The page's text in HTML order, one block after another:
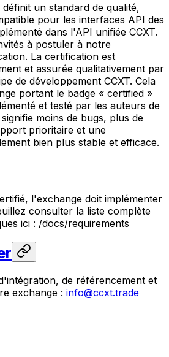
un standard de qualité,
pour les interfaces API des
dans l'API unifiée CCXT.
à postuler à notre
La certification est
et assurée qualitativement par
de développement CCXT. Cela
portant le badge « certified »
et testé par les auteurs de
moins de bugs, plus de
prioritaire et une
bien plus stable et efficace.
l'exchange doit implémenter
consulter la liste complète
ici : /docs/requirements
de référencement et
exchange : info@ccxt.trade